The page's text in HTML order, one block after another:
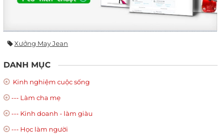
Xưởng May Jean
DANH MỤC
Kinh nghiệm cuộc sống
--- Làm cha mẹ
--- Kinh doanh - làm giàu
--- Học làm người